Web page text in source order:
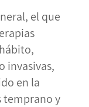
el que
invasivas,
en la
temprano y